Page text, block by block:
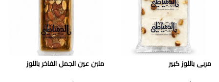
مربى باللوز كبير ملبن عين الجمل الفاخر باللوز